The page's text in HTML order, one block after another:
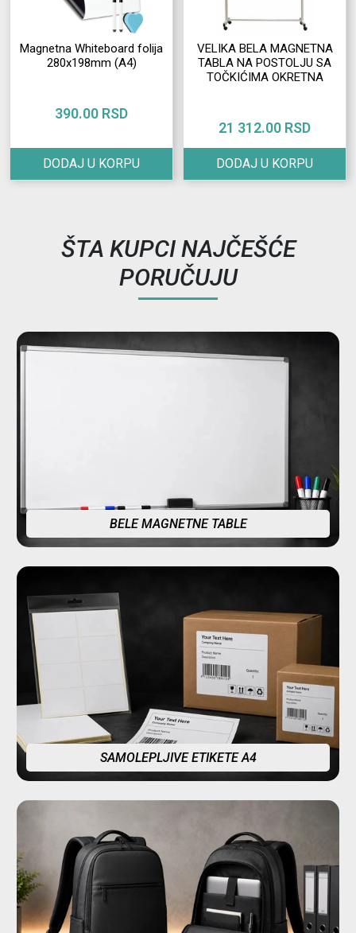
Magnetna Whiteboard folija
280x198mm (A4)
390.00 RSD
DODAJ U KORPU
VELIKA BELA MAGNETNA
TABLA NA POSTOLJU SA
TOČKIĆIMA OKRETNA
21 312.00 RSD
DODAJ U KORPU
ŠTA KUPCI NAJČEŠĆE
PORUČUJU
BELE MAGNETNE TABLE
SAMOLEPLJIVE ETIKETE A4